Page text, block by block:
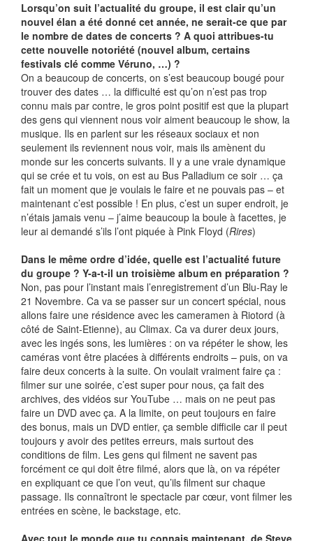
Lorsqu’on suit l’actualité du groupe, il est clair qu’un
nouvel élan a été donné cet année, ne serait-ce que par
le nombre de dates de concerts ? A quoi attribues-tu
cette nouvelle notoriété (nouvel album, certains
festivals clé comme Véruno, …) ?
On a beaucoup de concerts, on s’est beaucoup bougé pour
trouver des dates … la difficulté est qu’on n’est pas trop
connu mais par contre, le gros point positif est que la plupart
des gens qui viennent nous voir aiment beaucoup le show, la
musique. Ils en parlent sur les réseaux sociaux et non
seulement ils reviennent nous voir, mais ils amènent du
monde sur les concerts suivants. Il y a une vraie dynamique
qui se crée et tu vois, on est au Bus Palladium ce soir … ça
fait un moment que je voulais le faire et ne pouvais pas – et
maintenant c’est possible ! En plus, c’est un super endroit, je
n’étais jamais venu – j’aime beaucoup la boule à facettes, je
leur ai demandé s’ils l’ont piquée à Pink Floyd (Rires)
Dans le même ordre d’idée, quelle est l’actualité future
du groupe ? Y-a-t-il un troisième album en préparation ?
Non, pas pour l’instant mais l’enregistrement d’un Blu-Ray le
21 Novembre. Ca va se passer sur un concert spécial, nous
allons faire une résidence avec les cameramen à Riotord (à
côté de Saint-Etienne), au Climax. Ca va durer deux jours,
avec les ingés sons, les lumières : on va répéter le show, les
caméras vont être placées à différents endroits – puis, on va
faire deux concerts à la suite. On voulait vraiment faire ça :
filmer sur une soirée, c’est super pour nous, ça fait des
archives, des vidéos sur YouTube … mais on ne peut pas
faire un DVD avec ça. A la limite, on peut toujours en faire
des bonus, mais un DVD entier, ça semble difficile car il peut
toujours y avoir des petites erreurs, mais surtout des
conditions de film. Les gens qui filment ne savent pas
forcément ce qui doit être filmé, alors que là, on va répéter
en expliquant ce que l’on veut, qu’ils filment sur chaque
passage. Ils connaîtront le spectacle par cœur, vont filmer les
entrées en scène, le backstage, etc.
Avec tout le monde que tu connais maintenant, de Steve